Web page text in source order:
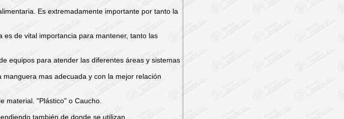
Es extremadamente importante por tanto la
de vital importancia para mantener, tanto las
equipos para atender las diferentes áreas y sistemas
mas adecuada y con la mejor relación
material. "Plástico" o Caucho.
también de donde se utilizan .